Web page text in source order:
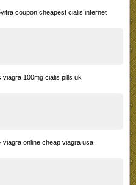
coupon cheapest cialis internet
100mg cialis pills uk
online cheap viagra usa